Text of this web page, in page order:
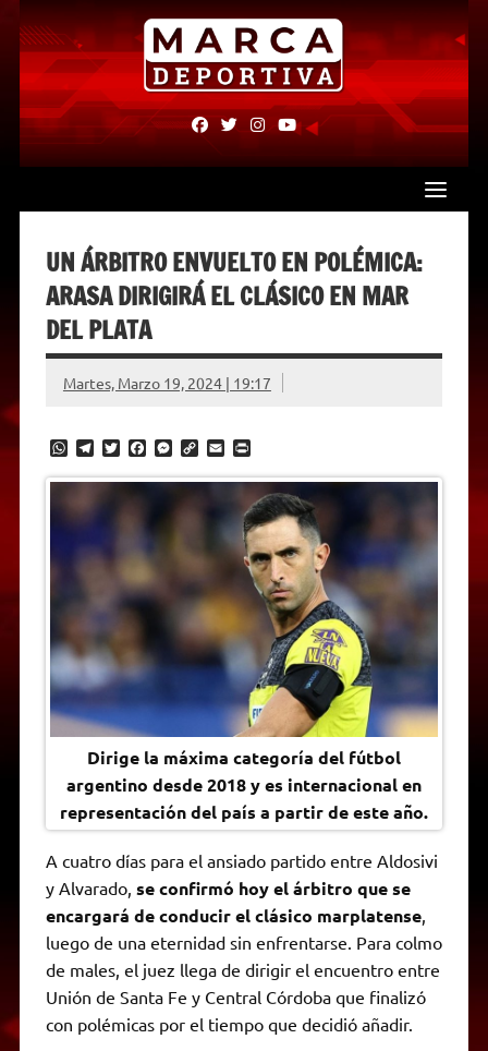
Skip
content
fab
fa-
fab
fa-
fab fab
UN ÁRBITRO ENVUELTO EN POLÉMICA:
ARASA DIRIGIRÁ EL CLÁSICO EN MAR
DEL PLATA
Martes, Marzo 19, 2024 | 19:17
W
a
s
T
l
g
a
m
T
i
t
F
c
o
o
k
M
s
C
p
n
k
E
a
l
P
i
n
t
F
r
i
e
n
l
Dirige la máxima categoría del fútbol
argentino desde 2018 y es internacional en
representación del país a partir de este año.
A cuatro días para el ansiado partido entre Aldosivi
y Alvarado, se confirmó hoy el árbitro que se
encargará de conducir el clásico marplatense,
luego de una eternidad sin enfrentarse. Para colmo
de males, el juez llega de dirigir el encuentro entre
Unión de Santa Fe y Central Córdoba que finalizó
con polémicas por el tiempo que decidió añadir.